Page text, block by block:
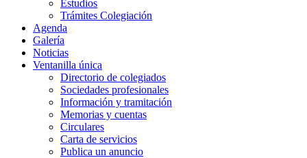
Estudios
Trámites Colegiación
Agenda
Galería
Noticias
Ventanilla única
Directorio de colegiados
Sociedades profesionales
Información y tramitación
Memorias y cuentas
Circulares
Carta de servicios
Publica un anuncio